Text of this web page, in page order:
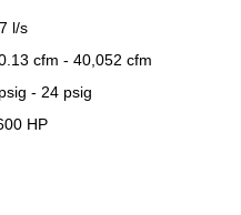
l/s
cfm - 40,052 cfm
- 24 psig
HP